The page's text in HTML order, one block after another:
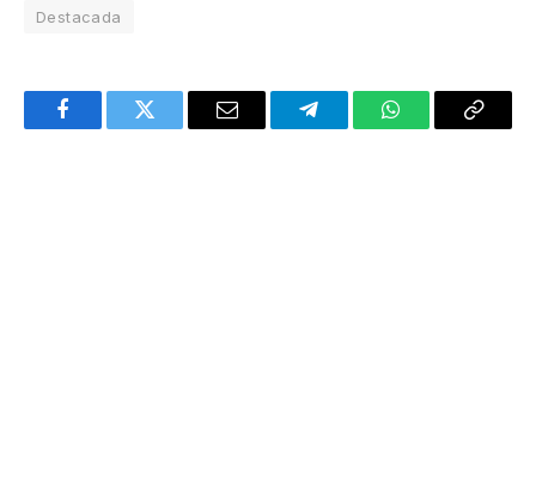
Destacada
FacebookTwitter Email TelegramWhatsAppCopy